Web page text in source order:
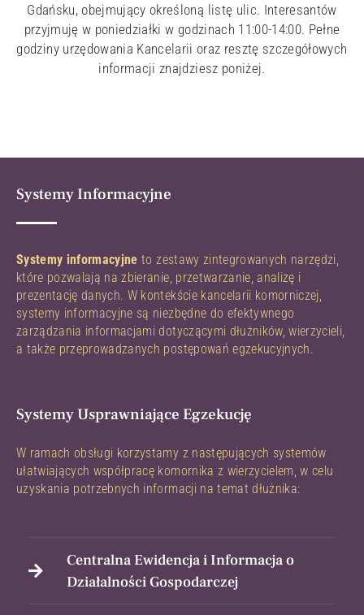
Gdańsku, obejmujący określoną listę ulic. Interesantów
przyjmuję w poniedziałki w godzinach 11:00-14:00. Pełne
godziny urzędowania Kancelarii oraz resztę szczegółowych
informacji znajdziesz poniżej.
Systemy Informacyjne
Systemy informacyjne to zestawy zintegrowanych narzędzi,
które pozwalają na zbieranie, przetwarzanie, analizę i
prezentację danych. W kontekście kancelarii komorniczej,
systemy informacyjne są niezbędne do efektywnego
zarządzania informacjami dotyczącymi dłużników, wierzycieli,
a także przeprowadzanych postępowań egzekucyjnych.
Systemy Usprawniające Egzekucję
W ramach obsługi korzystamy z następujących systemów
ułatwiających współpracę komornika z wierzycielem, w celu
uzyskania potrzebnych informacji na temat dłużnika:
Centralna Ewidencja i Informacja o
Działalności Gospodarczej